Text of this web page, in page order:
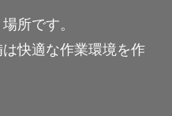
所です。
快適な作業環境を作